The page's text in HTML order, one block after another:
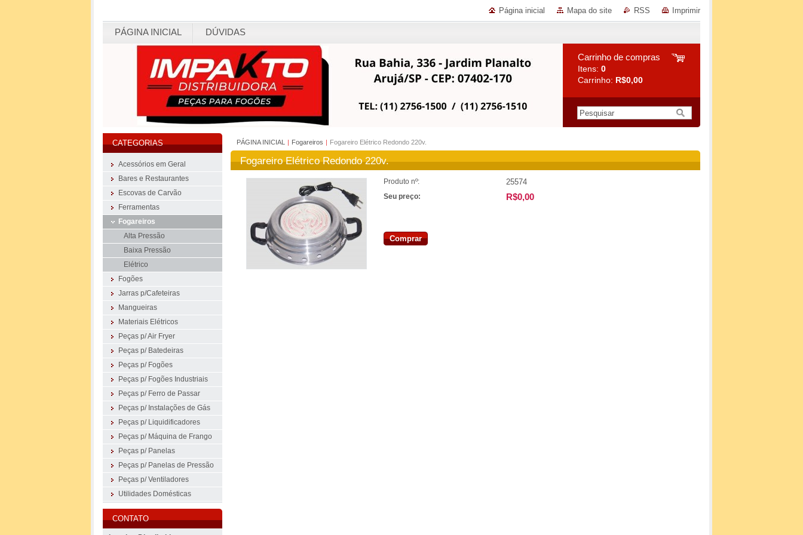
Página inicial Mapa do site RSS Imprimir
PÁGINA INICIAL DÚVIDAS
Carrinho de compras
Itens: 0
Carrinho: R$0,00
PÁGINA INICIAL | Fogareiros | Fogareiro Elétrico Redondo 220v.
Fogareiro Elétrico Redondo 220v.
Produto nº: 25574
Seu preço: R$0,00
Comprar
CATEGORIAS
Acessórios em Geral
Bares e Restaurantes
Escovas de Carvão
Ferramentas
Fogareiros
Alta Pressão
Baixa Pressão
Elétrico
Fogões
Jarras p/Cafeteiras
Mangueiras
Materiais Elétricos
Peças p/ Air Fryer
Peças p/ Batedeiras
Peças p/ Fogões
Peças p/ Fogões Industriais
Peças p/ Ferro de Passar
Peças p/ Instalações de Gás
Peças p/ Liquidificadores
Peças p/ Máquina de Frango
Peças p/ Panelas
Peças p/ Panelas de Pressão
Peças p/ Ventiladores
Utilidades Domésticas
CONTATO